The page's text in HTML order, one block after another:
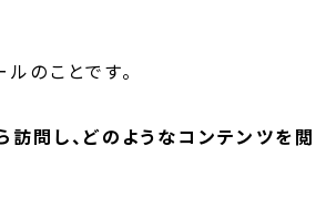
のことです。
問し、どのようなコンテンツを閲